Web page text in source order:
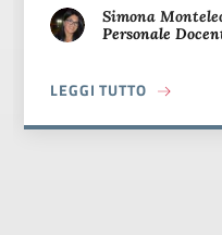
Simona
Personale
LEGGI TUTTOA